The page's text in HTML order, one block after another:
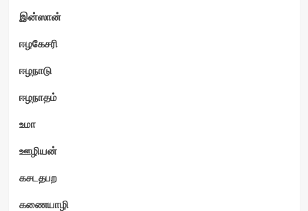
இன்ஸான்
ஈழகேசரி
ஈழநாடு
ஈழநாதம்
உமா
ஊழியன்
கசடதபற
கணையாழி